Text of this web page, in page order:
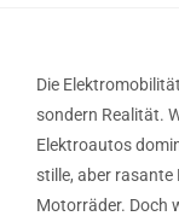
Die
sondern Realität.
Elektroautos
stille, aber rasante
Motorräder. Doch